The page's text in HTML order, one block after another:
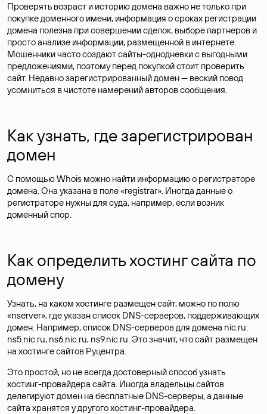
Проверять возраст и историю домена важно не только при
покупке доменного имени, информация о сроках регистрации
домена полезна при совершении сделок, выборе партнеров и
просто анализе информации, размещенной в интернете.
Мошенники часто создают сайты-однодневки с выгодными
предложениями, поэтому перед покупкой стоит проверить
сайт. Недавно зарегистрированный домен — веский повод
усомниться в чистоте намерений авторов сообщения.
Как узнать, где зарегистрирован
домен
С помощью Whois можно найти информацию о регистраторе
домена. Она указана в поле «registrar». Иногда данные о
регистраторе нужны для суда, например, если возник
доменный спор.
Как определить хостинг сайта по
домену
Узнать, на каком хостинге размещен сайт, можно по полю
«nserver», где указан список DNS-серверов, поддерживающих
домен. Например, список DNS-серверов для домена nic.ru:
ns5.nic.ru, ns6.nic.ru, ns9.nic.ru. Это значит, что сайт размещен
на хостинге сайтов Руцентра.
Это простой, но не всегда достоверный способ узнать
хостинг-провайдера сайта. Иногда владельцы сайтов
делегируют домен на бесплатные DNS-серверы, а данные
сайта хранятся у другого хостинг-провайдера.